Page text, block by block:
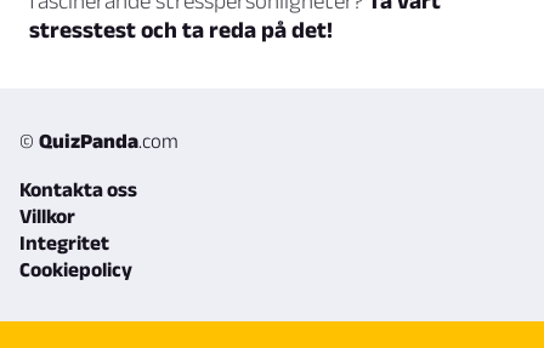
stresstest och ta reda på det!
© QuizPanda.com
Kontakta oss
Villkor
Integritet
Cookiepolicy